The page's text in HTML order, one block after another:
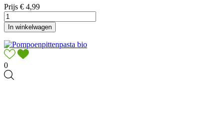
Prijs € 4,99
In winkelwagen
0